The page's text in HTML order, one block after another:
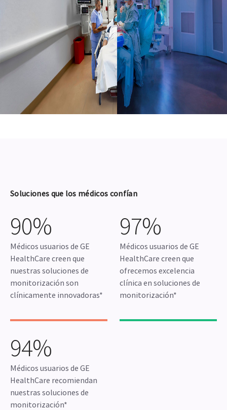
Soluciones que los médicos confían
90%
Médicos usuarios de GE
HealthCare creen que
nuestras soluciones de
monitorización son
clínicamente innovadoras*
97%
Médicos usuarios de GE
HealthCare creen que
ofrecemos excelencia
clínica en soluciones de
monitorización*
94%
Médicos usuarios de GE
HealthCare recomiendan
nuestras soluciones de
monitorización*